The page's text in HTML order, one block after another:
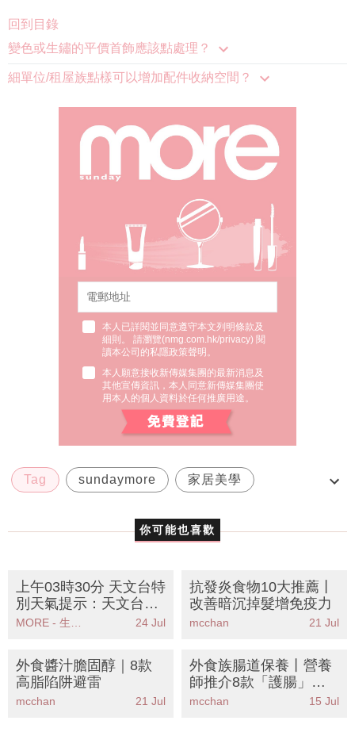
回到目錄
變色或生鏽的平價首飾應該點處理？
細單位/租屋族點樣可以增加配件收納空間？
本人已詳閱並同意遵守本文列明條款及
細則。 請瀏覽(nmg.com.hk/privacy) 閱
讀本公司的私隱政策聲明。
本人願意接收新傳媒集團的最新消息及
其他宣傳資訊，本人同意新傳媒集團使
用本人的個人資料於任何推廣用途。
Tag sundaymore 家居美學
你可能也喜歡
上午03時30分 天文台特
別天氣提示：天文台將
考慮發出一號戒備信號
24 Jul
抗發炎食物10大推薦丨
改善暗沉掉髮增免疫力
mcchan 21 Jul
外食醬汁膽固醇｜8款
高脂陷阱避雷
mcchan 21 Jul
外食族腸道保養丨營養
師推介8款「護腸」發
酵食物！KO胃氣脹便秘
mcchan 15 Jul